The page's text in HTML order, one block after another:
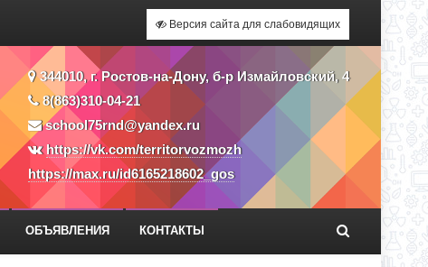
Версия сайта для слабовидящих
344010, г. Ростов-на-Дону, б-р Измайловский, 4
8(863)310-04-21
school75rnd@yandex.ru
https://vk.com/territorvozmozh
https://max.ru/id6165218602_gos
ОБЪЯВЛЕНИЯ КОНТАКТЫ
ПРИЕМА ЗАЯВЛЕНИЙ В 1 КЛАСС